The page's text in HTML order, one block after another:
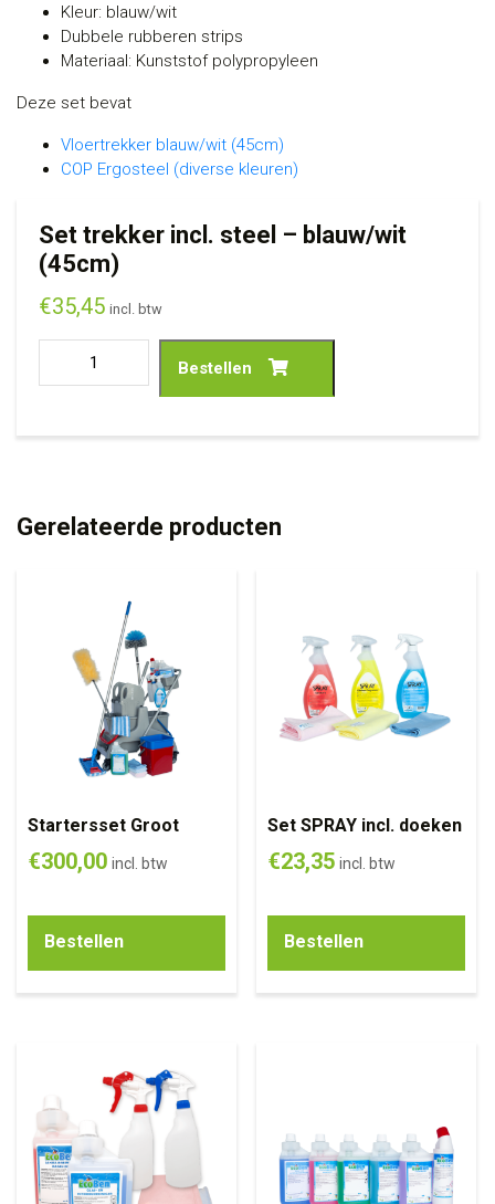
Kleur: blauw/wit
Dubbele rubberen strips
Materiaal: Kunststof polypropyleen
Deze set bevat
Vloertrekker blauw/wit (45cm)
COP Ergosteel (diverse kleuren)
Set trekker incl. steel – blauw/wit
(45cm)
€35,45 incl. btw
Bestellen
Gerelateerde producten
Startersset Groot
€300,00 incl. btw
Bestellen
Set SPRAY incl. doeken
€23,35 incl. btw
Bestellen